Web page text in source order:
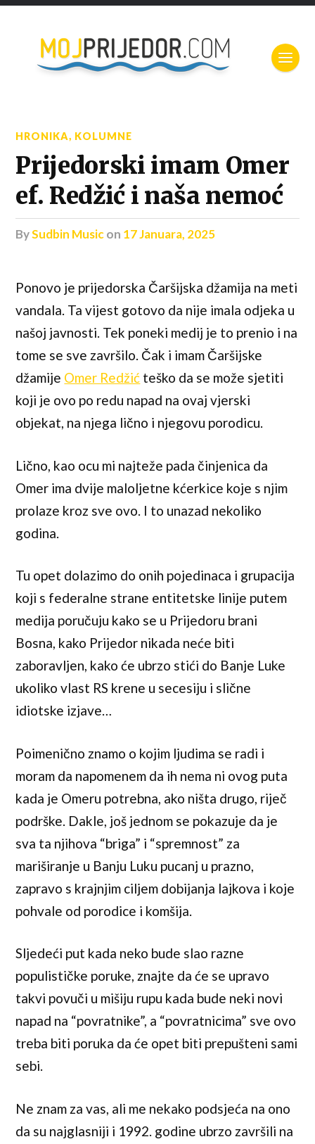
HRONIKA, KOLUMNE
Prijedorski imam Omer
ef. Redžić i naša nemoć
bySudbin Musicon 17 Januara, 2025
Ponovo je prijedorska Čaršijska džamija na meti
vandala. Ta vijest gotovo da nije imala odjeka u
našoj javnosti. Tek poneki medij je to prenio i na
tome se sve završilo. Čak i imam Čaršijske
džamije Omer Redžić teško da se može sjetiti
koji je ovo po redu napad na ovaj vjerski
objekat, na njega lično i njegovu porodicu.
Lično, kao ocu mi najteže pada činjenica da
Omer ima dvije maloljetne kćerkice koje s njim
prolaze kroz sve ovo. I to unazad nekoliko
godina.
Tu opet dolazimo do onih pojedinaca i grupacija
koji s federalne strane entitetske linije putem
medija poručuju kako se u Prijedoru brani
Bosna, kako Prijedor nikada neće biti
zaboravljen, kako će ubrzo stići do Banje Luke
ukoliko vlast RS krene u secesiju i slične
idiotske izjave…
Poimenično znamo o kojim ljudima se radi i
moram da napomenem da ih nema ni ovog puta
kada je Omeru potrebna, ako ništa drugo, riječ
podrške. Dakle, još jednom se pokazuje da je
sva ta njihova “briga” i “spremnost” za
mariširanje u Banju Luku pucanj u prazno,
zapravo s krajnjim ciljem dobijanja lajkova i koje
pohvale od porodice i komšija.
Sljedeći put kada neko bude slao razne
populističke poruke, znajte da će se upravo
takvi povuči u mišiju rupu kada bude neki novi
napad na “povratnike”, a “povratnicima” sve ovo
treba biti poruka da će opet biti prepušteni sami
sebi.
Ne znam za vas, ali me nekako podsjeća na ono
da su najglasniji i 1992. godine ubrzo završili na